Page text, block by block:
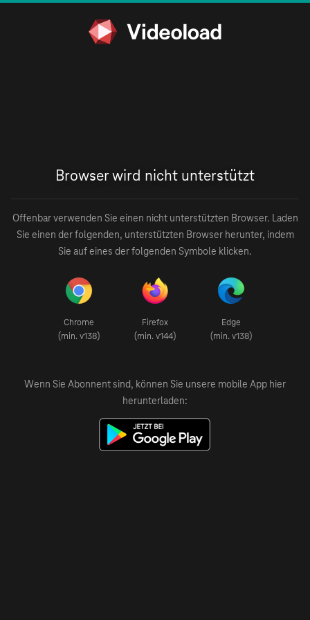
Browser wird nicht unterstützt
Offenbar verwenden Sie einen nicht unterstützten Browser. Laden
Sie einen der folgenden, unterstützten Browser herunter, indem
Sie auf eines der folgenden Symbole klicken.
Chrome
(min. v138)
Firefox
(min. v144)
Edge
(min. v138)
Wenn Sie Abonnent sind, können Sie unsere mobile App hier
herunterladen: